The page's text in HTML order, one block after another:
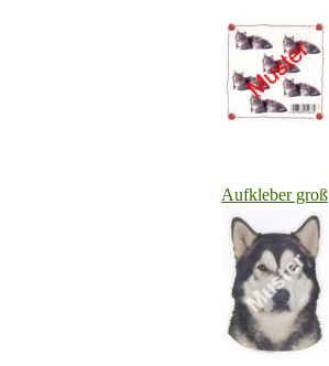
Aufkleber groß